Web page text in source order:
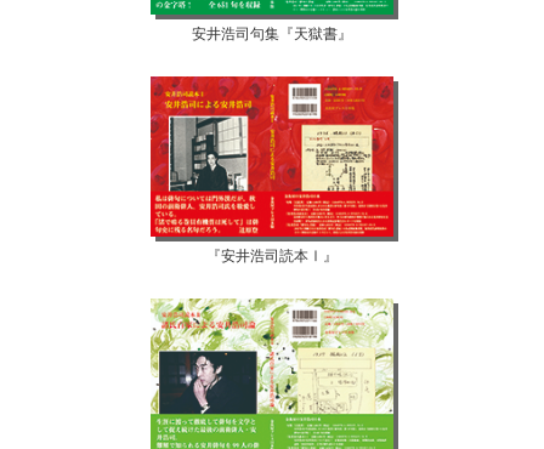
安井浩司句集『天獄書』
『安井浩司読本Ⅰ』